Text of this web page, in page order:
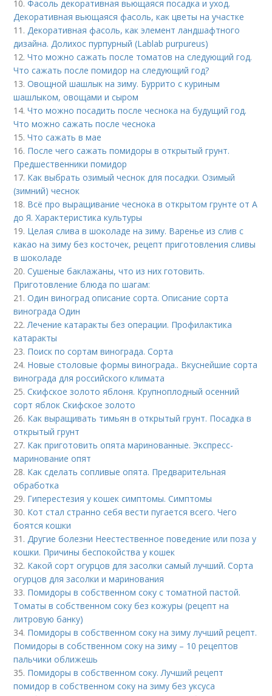
10.Фасоль декоративная вьющаяся посадка и уход.
Декоративная вьющаяся фасоль, как цветы на участке
11. Декоративная фасоль, как элемент ландшафтного
дизайна. Долихос пурпурный (Lablab purpureus)
12.Что можно сажать после томатов на следующий год.
Что сажать после помидор на следующий год?
13.Овощной шашлык на зиму. Буррито с куриным
шашлыком, овощами и сыром
14.Что можно посадить после чеснока на будущий год.
Что можно сажать после чеснока
15.Что сажать в мае
16. После чего сажать помидоры в открытый грунт.
Предшественники помидор
17. Как выбрать озимый чеснок для посадки. Озимый
(зимний) чеснок
18. Всё про выращивание чеснока в открытом грунте от А
до Я. Характеристика культуры
19. Целая слива в шоколаде на зиму. Варенье из слив с
какао на зиму без косточек, рецепт приготовления сливы
в шоколаде
20.Сушеные баклажаны, что из них готовить.
Приготовление блюда по шагам:
21.Один виноград описание сорта. Описание сорта
винограда Один
22. Лечение катаракты без операции. Профилактика
катаракты
23. Поиск по сортам винограда. Сорта
24. Новые столовые формы винограда.. Вкуснейшие сорта
винограда для российского климата
25.Скифское золото яблоня. Крупноплодный осенний
сорт яблок Скифское золото
26. Как выращивать тимьян в открытый грунт. Посадка в
открытый грунт
27. Как приготовить опята маринованные. Экспресс-
маринование опят
28. Как сделать сопливые опята. Предварительная
обработка
29. Гиперестезия у кошек симптомы. Симптомы
30. Кот стал странно себя вести пугается всего. Чего
боятся кошки
31. Другие болезни Неестественное поведение или поза у
кошки. Причины беспокойства у кошек
32. Какой сорт огурцов для засолки самый лучший. Сорта
огурцов для засолки и маринования
33. Помидоры в собственном соку с томатной пастой.
Томаты в собственном соку без кожуры (рецепт на
литровую банку)
34. Помидоры в собственном соку на зиму лучший рецепт.
Помидоры в собственном соку на зиму – 10 рецептов
пальчики оближешь
35. Помидоры в собственном соку. Лучший рецепт
помидор в собственном соку на зиму без уксуса